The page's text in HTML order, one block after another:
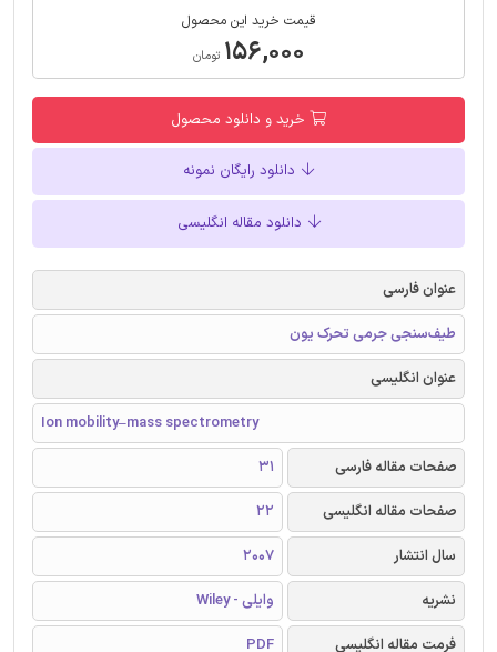
قیمت خرید این محصول
۱۵۶,۰۰۰ تومان
خرید و دانلود محصول
دانلود رایگان نمونه
دانلود مقاله انگلیسی
عنوان فارسی
طیف‌سنجی جرمی تحرک یون
عنوان انگلیسی
Ion mobility–mass spectrometry
صفحات مقاله فارسی
31
صفحات مقاله انگلیسی
22
سال انتشار
2007
نشریه
وایلی - Wiley
فرمت مقاله انگلیسی
PDF